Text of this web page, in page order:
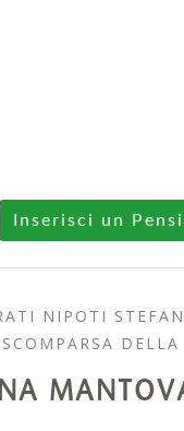
Inserisci un
NIPOTI
DELLA